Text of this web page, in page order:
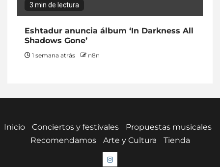
3 min de lectura
Eshtadur anuncia álbum ‘In Darkness All
Shadows Gone’
1 semana atrás n8n
Inicio Conciertos y festivales
Propuestas musicales
Recomendamos
Arte y Cultura Tienda